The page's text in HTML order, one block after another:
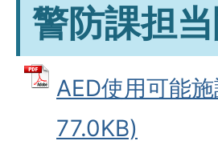
警防課担
AED使用可能
77.0KB)